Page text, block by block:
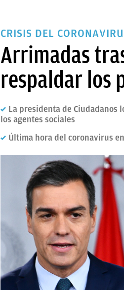
CRISIS DEL
Arrimadas
respaldar los
La presidenta de Ciudadanos
los agentes sociales
Última hora del coronavirus